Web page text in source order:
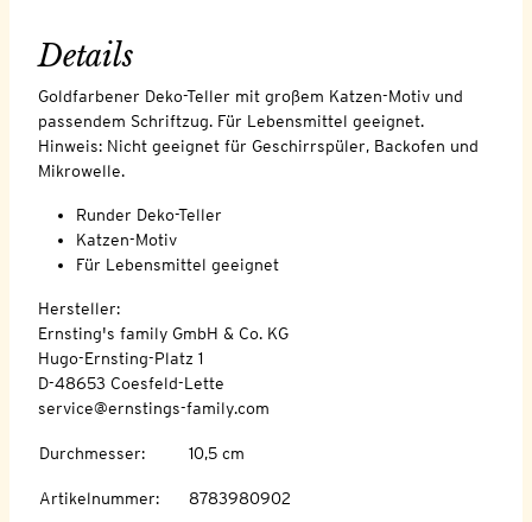
Details
Goldfarbener Deko-Teller mit großem Katzen-Motiv und
passendem Schriftzug. Für Lebensmittel geeignet.
Hinweis: Nicht geeignet für Geschirrspüler, Backofen und
Mikrowelle.
Runder Deko-Teller
Katzen-Motiv
Für Lebensmittel geeignet
Hersteller:
Ernsting's family GmbH & Co. KG
Hugo-Ernsting-Platz 1
D-48653 Coesfeld-Lette
service@ernstings-family.com
Durchmesser: 10,5 cm
Artikelnummer: 8783980902